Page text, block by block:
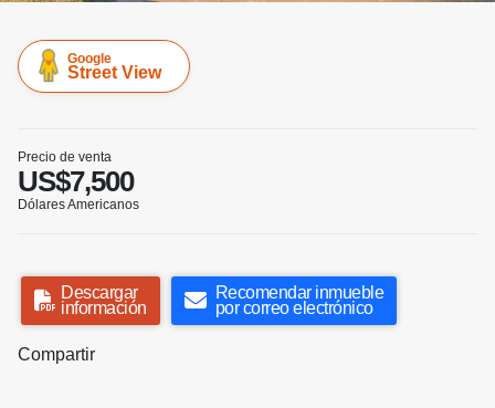
Google
Street View
Precio de venta
US$7,500
Dólares Americanos
Descargar
información
Recomendar inmueble
por correo electrónico
Compartir